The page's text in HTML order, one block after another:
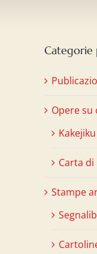
Opere su
Carta di
Stampe